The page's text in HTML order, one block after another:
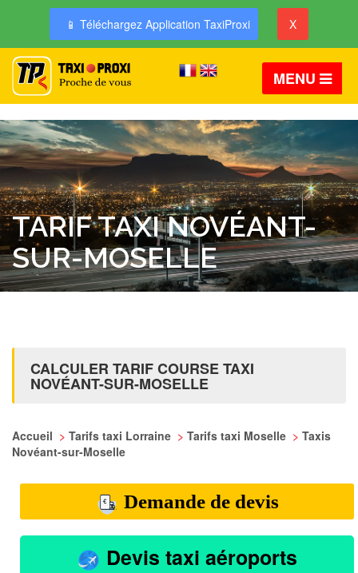
📱 Téléchargez Application TaxiProxi X
MENU
TARIF TAXI NOVÉANT-
SUR-MOSELLE
CALCULER TARIF COURSE TAXI
NOVÉANT-SUR-MOSELLE
Accueil > Tarifs taxi Lorraine > Tarifs taxi Moselle > Taxis
Novéant-sur-Moselle
Demande de devis
Devis taxi aéroports